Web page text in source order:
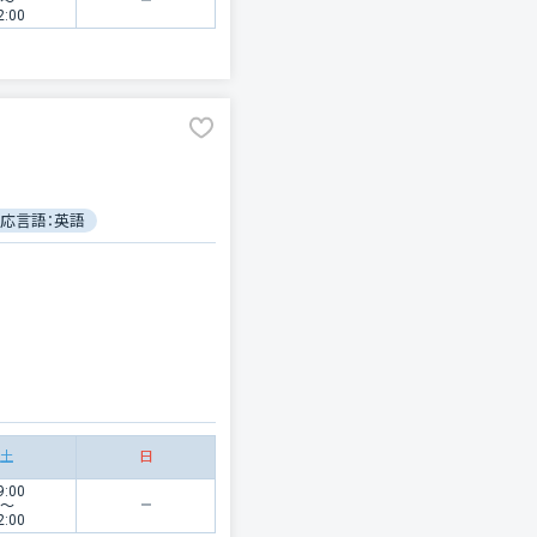
言語：英語
土 日
〜